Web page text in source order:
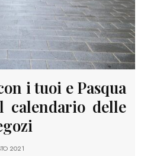
i tuoi e Pasqua
calendario delle
2021